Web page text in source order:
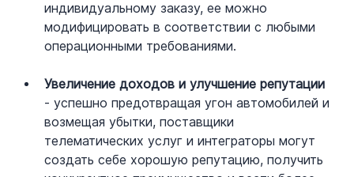
индивидуальному заказу, ее можно
модифицировать в соответствии с любыми
операционными требованиями.
Увеличение доходов и улучшение репутации
- успешно предотвращая угон автомобилей и
возмещая убытки, поставщики
телематических услуг и интеграторы могут
создать себе хорошую репутацию, получить